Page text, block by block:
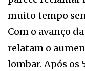
muito tempo
Com o avanço
relatam o
lombar. Após os